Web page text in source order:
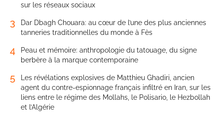
sur les réseaux sociaux
3
Dar Dbagh Chouara: au cœur de l’une des plus anciennes
tanneries traditionnelles du monde à Fès
4
Peau et mémoire: anthropologie du tatouage, du signe
berbère à la marque contemporaine
5
Les révélations explosives de Matthieu Ghadiri, ancien
agent du contre-espionnage français infiltré en Iran, sur les
liens entre le régime des Mollahs, le Polisario, le Hezbollah
et l’Algérie